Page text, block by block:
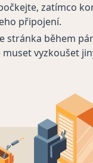
zatímco
připojení.
stránka během
vyzkoušet